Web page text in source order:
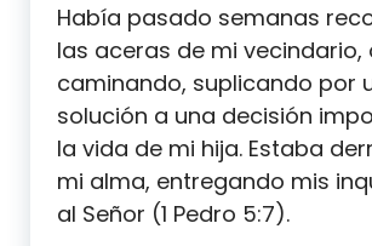
Había pasado semanas
las aceras de mi vecindario,
caminando, suplicando por
solución a una decisión
la vida de mi hija. Estaba
mi alma, entregando mis
al Señor (1 Pedro 5:7).